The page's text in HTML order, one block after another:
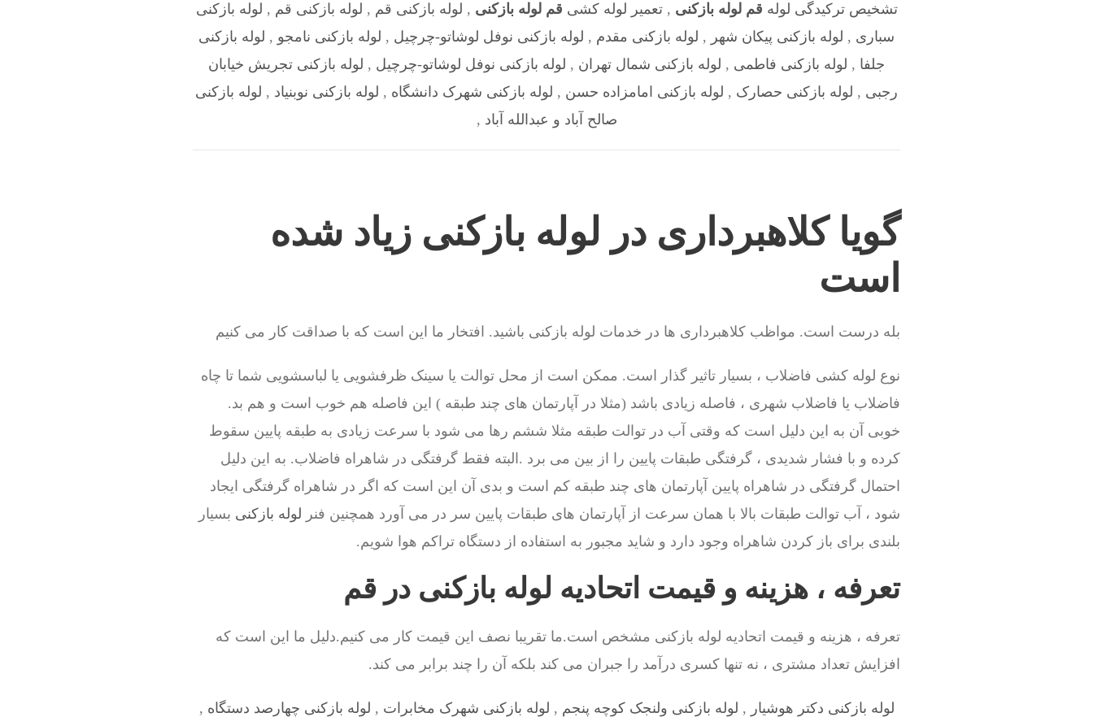
تشخیص ترکیدگی لوله قم لوله بازکنی ,تعمیر لوله کشی قم لوله بازکنی , لوله بازکنی قم , لوله بازکنی قم , لوله بازکنی
سباری , لوله بازکنی پیکان شهر , لوله بازکنی مقدم , لوله بازکنی نوفل لوشاتو-چرچیل , لوله بازکنی نامجو , لوله بازکنی
جلفا , لوله بازکنی فاطمی , لوله بازکنی شمال تهران , لوله بازکنی نوفل لوشاتو-چرچیل , لوله بازکنی تجریش خیابان
رجبی , لوله بازکنی حصارک , لوله بازکنی امامزاده حسن , لوله بازکنی شهرک دانشگاه , لوله بازکنی نوبنیاد , لوله بازکنی
صالح آباد و عبدالله آباد ,
گویا کلاهبرداری در لوله بازکنی زیاد شده
است
بله درست است. مواظب کلاهبرداری ها در خدمات لوله بازکنی باشید. افتخار ما این است که با صداقت کار می کنیم
نوع لوله کشی فاضلاب ، بسیار تاثیر گذار است. ممکن است از محل توالت یا سینک ظرفشویی یا لباسشویی شما تا چاه
فاضلاب یا فاضلاب شهری ، فاصله زیادی باشد (مثلا در آپارتمان های چند طبقه ) این فاصله هم خوب است و هم بد.
خوبی آن به این دلیل است که وقتی آب در توالت طبقه مثلا ششم رها می شود با سرعت زیادی به طبقه پایین سقوط
کرده و با فشار شدیدی ، گرفتگی طبقات پایین را از بین می برد .البته فقط گرفتگی در شاهراه فاضلاب. به این دلیل
احتمال گرفتگی در شاهراه پایین آپارتمان های چند طبقه کم است و بدی آن این است که اگر در شاهراه گرفتگی ایجاد
شود ، آب توالت طبقات بالا با همان سرعت از آپارتمان های طبقات پایین سر در می آورد همچنین فنر لوله بازکنی بسیار
بلندی برای باز کردن شاهراه وجود دارد و شاید مجبور به استفاده از دستگاه تراکم هوا شویم.
تعرفه ، هزینه و قیمت اتحادیه لوله بازکنی در قم
تعرفه ، هزینه و قیمت اتحادیه لوله بازکنی مشخص است.ما تقریبا نصف این قیمت کار می کنیم.دلیل ما این است که
افزایش تعداد مشتری ، نه تنها کسری درآمد را جبران می کند بلکه آن را چند برابر می کند.
لوله بازکنی دکتر هوشیار , لوله بازکنی ولنجک کوچه پنجم , لوله بازکنی شهرک مخابرات , لوله بازکنی چهارصد دستگاه ,